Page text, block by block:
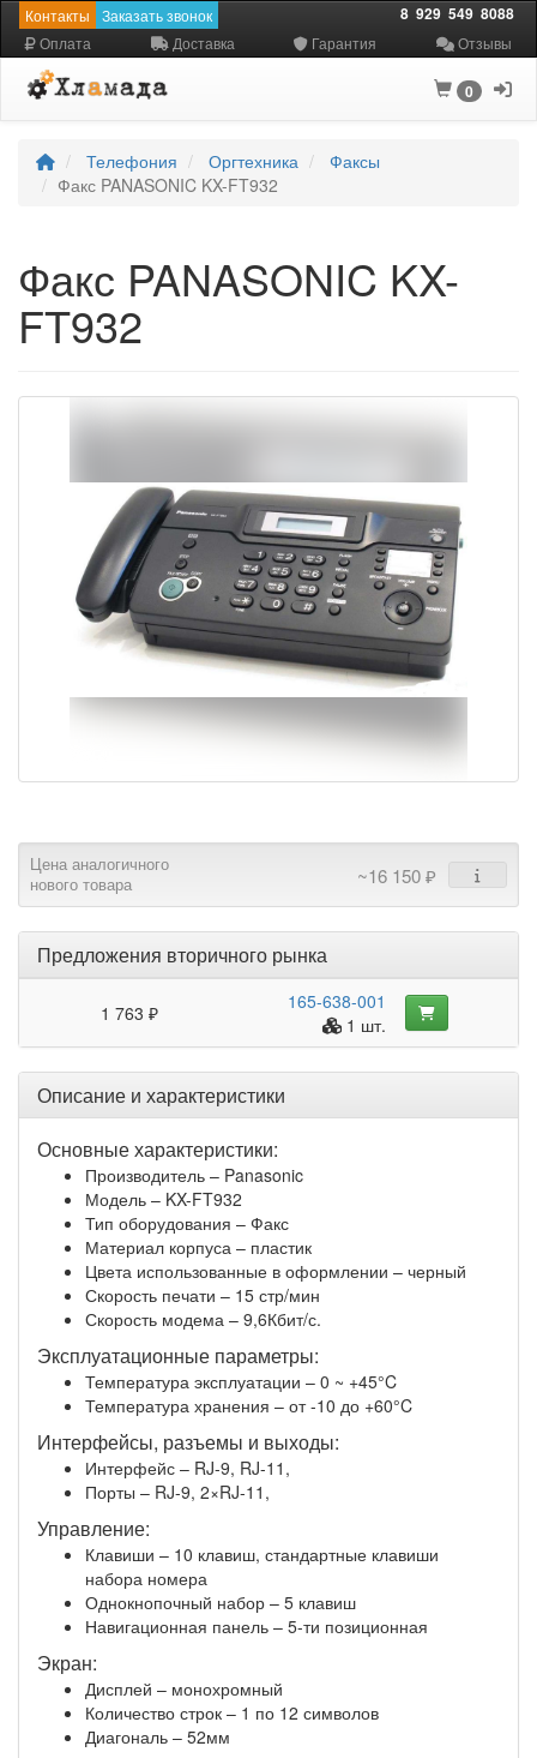
Контакты Заказать звонок 8 929 549 8088
Оплата Доставка Гарантия Отзывы
0
Телефония Оргтехника
Факсы
Факс PANASONIC KX-FT932
Факс PANASONIC KX-
FT932
Цена аналогичного
нового товара
~16 150 ₽
Предложения вторичного рынка
1 763 ₽
165-638-001
1 шт.
Описание и характеристики
Основные характеристики:
Производитель – Panasonic
Модель – KX-FT932
Тип оборудования – Факс
Материал корпуса – пластик
Цвета использованные в оформлении – черный
Скорость печати – 15 стр/мин
Скорость модема – 9,6Кбит/с.
Эксплуатационные параметры:
Температура эксплуатации – 0 ~ +45°C
Температура хранения – от -10 до +60°C
Интерфейсы, разъемы и выходы:
Интерфейс – RJ-9, RJ-11,
Порты – RJ-9, 2×RJ-11,
Управление:
Клавиши – 10 клавиш, стандартные клавиши
набора номера
Однокнопочный набор – 5 клавиш
Навигационная панель – 5-ти позиционная
Экран:
Дисплей – монохромный
Количество строк – 1 по 12 символов
Диагональ – 52мм